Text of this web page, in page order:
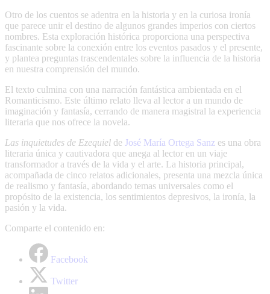
Otro de los cuentos se adentra en la historia y en la curiosa ironía
que parece unir el destino de algunos grandes imperios con ciertos
nombres. Esta exploración histórica proporciona una perspectiva
fascinante sobre la conexión entre los eventos pasados y el presente,
y plantea preguntas trascendentales sobre la influencia de la historia
en nuestra comprensión del mundo.
El texto culmina con una narración fantástica ambientada en el
Romanticismo. Este último relato lleva al lector a un mundo de
imaginación y fantasía, cerrando de manera magistral la experiencia
literaria que nos ofrece la novela.
Las inquietudes de Ezequiel de José María Ortega Sanz es una obra
literaria única y cautivadora que anega al lector en un viaje
transformador a través de la vida y el arte. La historia principal,
acompañada de cinco relatos adicionales, presenta una mezcla única
de realismo y fantasía, abordando temas universales como el
propósito de la existencia, los sentimientos depresivos, la ironía, la
pasión y la vida.
Comparte el contenido en:
Facebook
Twitter